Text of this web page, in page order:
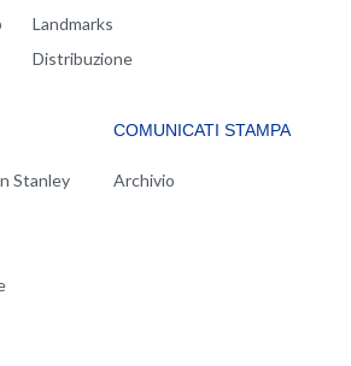
Landmarks
Distribuzione
Stanley
COMUNICATI STAMPA
Archivio